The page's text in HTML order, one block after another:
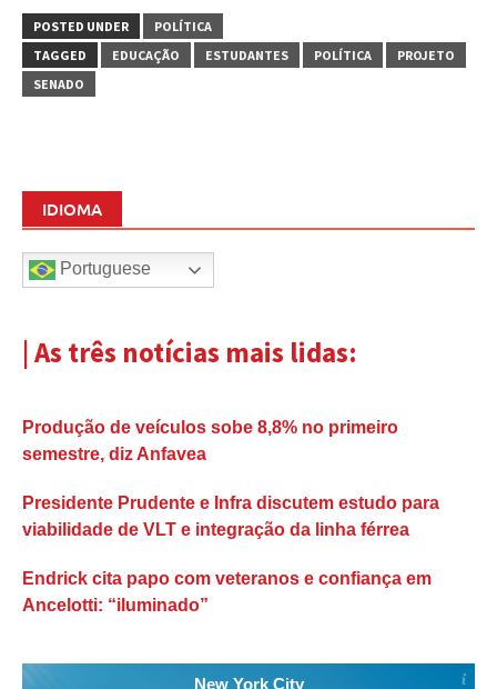
POSTED UNDER
POLÍTICA
TAGGED
EDUCAÇÃO ESTUDANTES POLÍTICA
PROJETO
SENADO
IDIOMA
Portuguese
| As três notícias mais lidas:
Produção de veículos sobe 8,8% no primeiro
semestre, diz Anfavea
Presidente Prudente e Infra discutem estudo para
viabilidade de VLT e integração da linha férrea
Endrick cita papo com veteranos e confiança em
Ancelotti: “iluminado”
New York City